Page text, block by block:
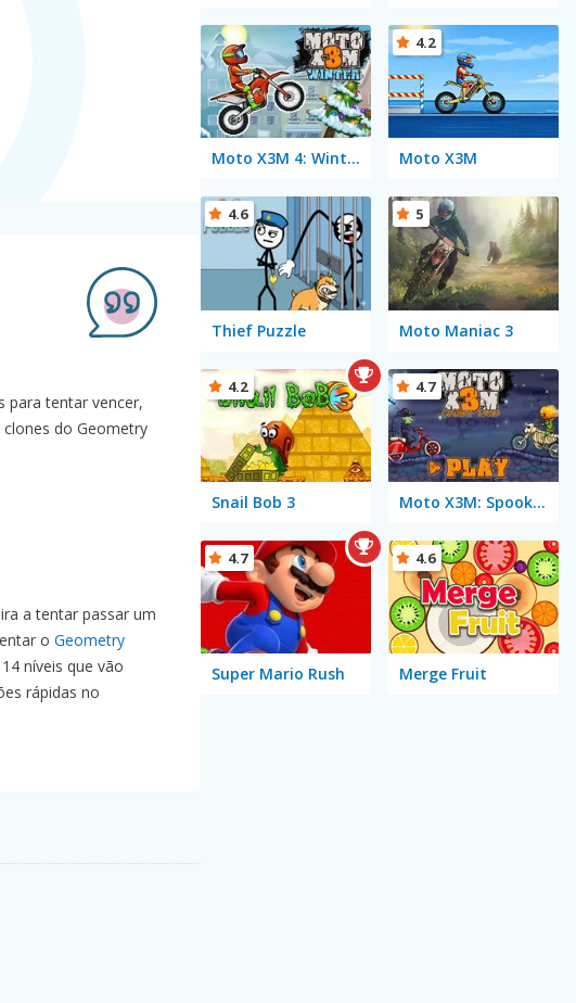
para tentar vencer,
do Geometry
a tentar passar um
o Geometry
níveis que vão
rápidas no
Moto X3M 4: Winter Moto X3M
4.2
Thief Puzzle
4.6
Moto Maniac 3
5
Snail Bob 3
4.2
Moto X3M: Spooky Land
4.7
Super Mario Rush
4.7
Merge Fruit
4.6